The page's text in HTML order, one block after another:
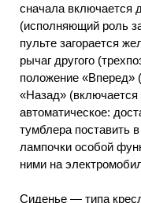
сначала включается
(исполняющий роль
пульте загорается
рычаг другого
положение «Вперед»
«Назад»
автоматическое:
тумблера поставить
лампочки особой
ними на
Сиденье — типа